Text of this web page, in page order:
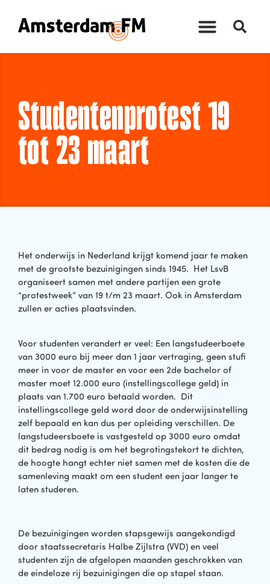
Studentenprotest 19
tot 23 maart
Het onderwijs in Nederland krijgt komend jaar te maken
met de grootste bezuinigingen sinds 1945. Het LsvB
organiseert samen met andere partijen een grote
“protestweek” van 19 t/m 23 maart. Ook in Amsterdam
zullen er acties plaatsvinden.
Voor studenten verandert er veel: Een langstudeerboete
van 3000 euro bij meer dan 1 jaar vertraging, geen stufi
meer in voor de master en voor een 2de bachelor of
master moet 12.000 euro (instellingscollege geld) in
plaats van 1.700 euro betaald worden. Dit
instellingscollege geld word door de onderwijsinstelling
zelf bepaald en kan dus per opleiding verschillen. De
langstudeersboete is vastgesteld op 3000 euro omdat
dit bedrag nodig is om het begrotingstekort te dichten,
de hoogte hangt echter niet samen met de kosten die de
samenleving maakt om een student een jaar langer te
laten studeren.
De bezuinigingen worden stapsgewijs aangekondigd
door staatssecretaris Halbe Zijlstra (VVD) en veel
studenten zijn de afgelopen maanden geschrokken van
de eindeloze rij bezuinigingen die op stapel staan.